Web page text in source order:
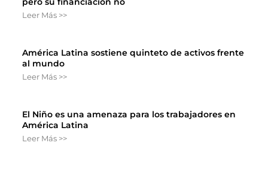
Leer Más >>
América Latina sostiene quinteto de activos frente
al mundo
Leer Más >>
El Niño es una amenaza para los trabajadores en
América Latina
Leer Más >>